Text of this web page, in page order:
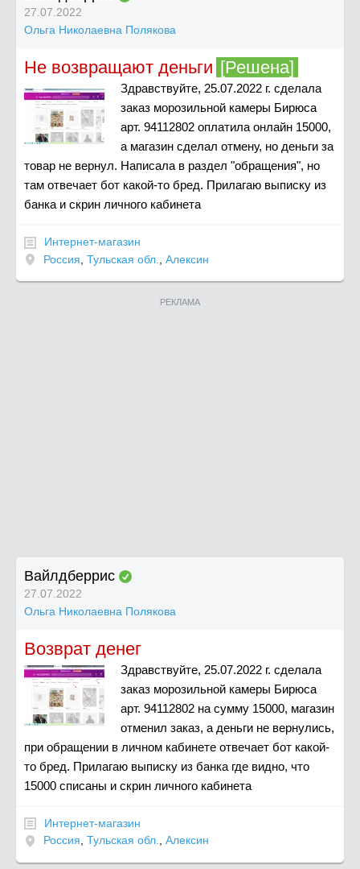
27.07.2022
Ольга Николаевна Полякова
Не возвращают деньги [Решена]
Здравствуйте, 25.07.2022 г. сделала
заказ морозильной камеры Бирюса
арт. 94112802 оплатила онлайн 15000,
а магазин сделал отмену, но деньги за
товар не вернул. Написала в раздел "обращения", но
там отвечает бот какой-то бред. Прилагаю выписку из
банка и скрин личного кабинета
Интернет-магазин
Россия Тульская обл. Алексин
РЕКЛАМА
Вайлдберрис
27.07.2022
Ольга Николаевна Полякова
Возврат денег
Здравствуйте, 25.07.2022 г. сделала
заказ морозильной камеры Бирюса
арт. 94112802 на сумму 15000, магазин
отменил заказ, а деньги не вернулись,
при обращении в личном кабинете отвечает бот какой-
то бред. Прилагаю выписку из банка где видно, что
15000 списаны и скрин личного кабинета
Интернет-магазин
Россия, Тульская обл., Алексин